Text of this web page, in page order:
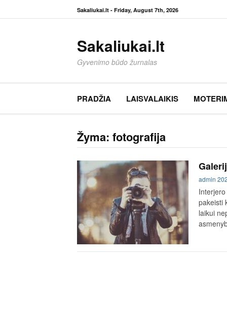
Sakaliukai.lt - Friday, August 7th, 2026
Sakaliukai.lt
Gyvenimo būdo žurnalas
PRADŽIA LAISVALAIKIS
Žyma: fotografija
admin
pakeisti
laikui